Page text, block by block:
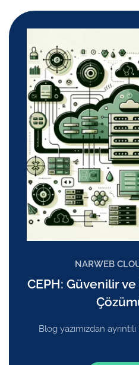
NARWEB
CEPH: Güvenilir
Blog yazımızdan